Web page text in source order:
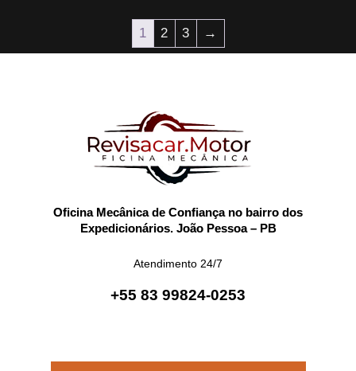
1 2 3 →
Oficina Mecânica de Confiança no bairro dos
Expedicionários. João Pessoa – PB
Atendimento 24/7
+55 83 99824-0253